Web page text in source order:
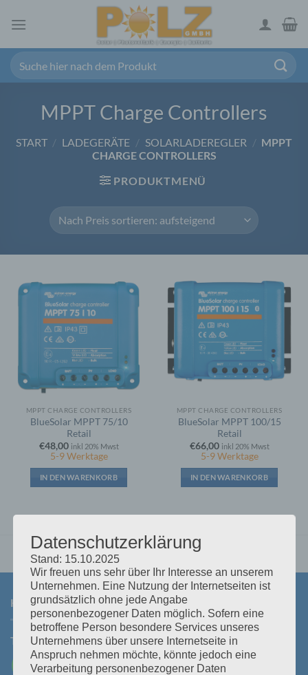
Inhalt
MPPT Charge Controllers
START / LADEGERÄTE / SOLARLADEREGLER / MPPT
CHARGE CONTROLLERS
PRODUKTMENÜ
MPPT CHARGE CONTROLLERS
BlueSolar MPPT 75/10
Retail
€48,00 inkl 20% Mwst
5-9 Werktage
IN DEN WARENKORB
MPPT CHARGE CONTROLLERS
BlueSolar MPPT 100/15
Retail
€66,00 inkl 20% Mwst
5-9 Werktage
IN DEN WARENKORB
KONTAKT
Tel: +43 3464 30 505Mail:office@polz.at
Datenschutzerklärung
Stand: 15.10.2025
Wir freuen uns sehr über Ihr Interesse an unserem
Unternehmen. Eine Nutzung der Internetseiten ist
grundsätzlich ohne jede Angabe
personenbezogener Daten möglich. Sofern eine
betroffene Person besondere Services unseres
Unternehmens über unsere Internetseite in
Anspruch nehmen möchte, könnte jedoch eine
Verarbeitung personenbezogener Daten